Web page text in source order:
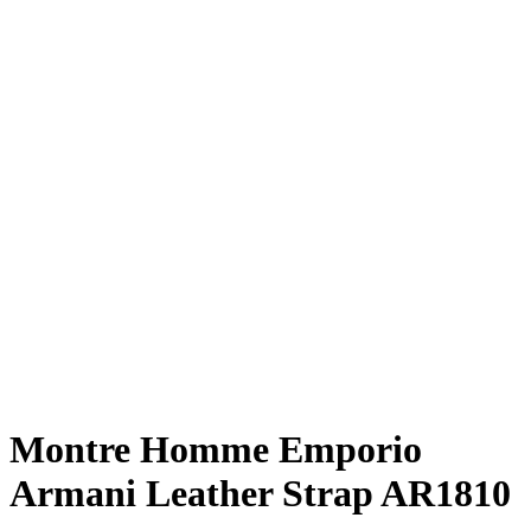
Montre Homme Emporio
Armani Leather Strap AR1810